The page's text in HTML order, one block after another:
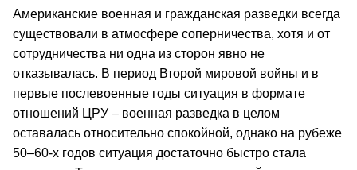
Американские военная и гражданская разведки всегда
существовали в атмосфере соперничества, хотя и от
сотрудничества ни одна из сторон явно не
отказывалась. В период Второй мировой войны и в
первые послевоенные годы ситуация в формате
отношений ЦРУ – военная разведка в целом
оставалась относительно спокойной, однако на рубеже
50–60-х годов ситуация достаточно быстро стала